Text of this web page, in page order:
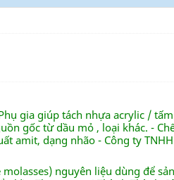
Phụ gia giúp tách nhựa acrylic /
gốc từ dầu mỏ , loại khác. -
amit, dạng nhão - Công ty
nguyên liệu dùng để